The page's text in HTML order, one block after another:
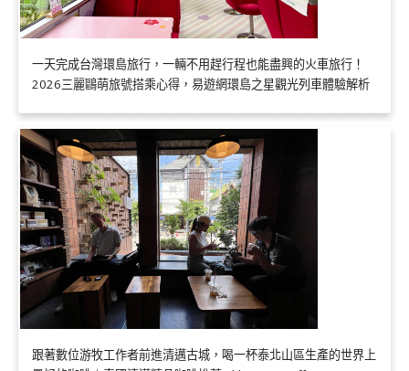
一天完成台灣環島旅行，一輛不用趕行程也能盡興的火車旅行！
2026三麗鷗萌旅號搭乘心得，易遊網環島之星觀光列車體驗解析
跟著數位游牧工作者前進清邁古城，喝一杯泰北山區生產的世界上